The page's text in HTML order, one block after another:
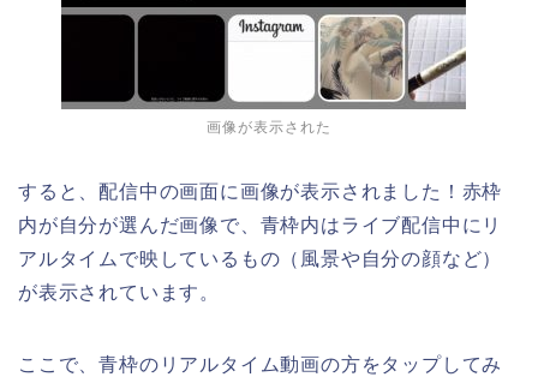
画像が表示された
すると、配信中の画面に画像が表示されました！赤枠
内が自分が選んだ画像で、青枠内はライブ配信中にリ
アルタイムで映しているもの（風景や自分の顔など）
が表示されています。
ここで、青枠のリアルタイム動画の方をタップしてみ